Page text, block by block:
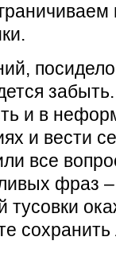
и в
и вести
все
фраз
сохранить